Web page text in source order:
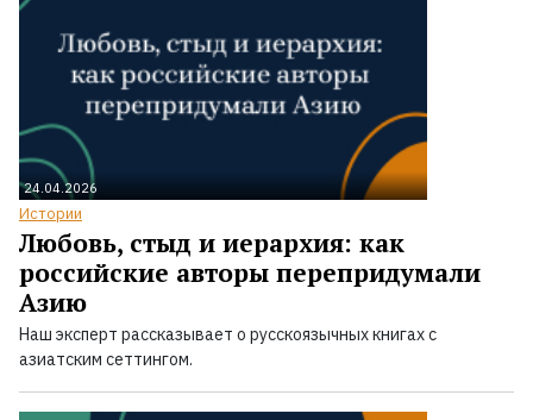
24.04.2026
Истории
Любовь, стыд и иерархия: как
российские авторы перепридумали
Азию
Наш эксперт рассказывает о русскоязычных книгах с
азиатским сеттингом.